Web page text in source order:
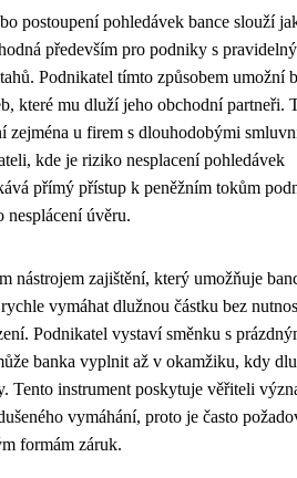
postoupení pohledávek bance slouží
především pro podniky s
Podnikatel tímto způsobem umožní
které mu dluží jeho obchodní partneři.
zejména u firem s dlouhodobými
kde je riziko nesplacení pohledávek
přímý přístup k peněžním tokům
nesplácení úvěru.
nástrojem zajištění, který umožňuje
vymáhat dlužnou částku bez
Podnikatel vystaví směnku s
banka vyplnit až v okamžiku, kdy
Tento instrument poskytuje věřiteli
vymáhání, proto je často
formám záruk.